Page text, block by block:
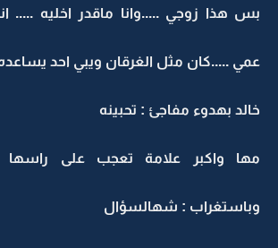
بس هذا زوجي .....وانا ماقدر اخليه .....
عمي .....كان مثل الغرقان ويبي احد
خالد بهدوء مفاجئ : تحبينه
مها واكبر علامة تعجب على راسها
وباستغراب : شهالسؤال